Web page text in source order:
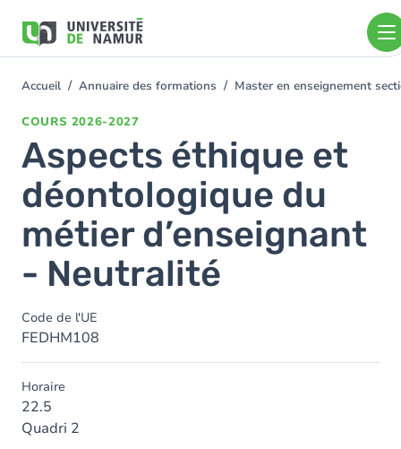
contenu
You
Accueil Annuaire des formations Master en enseignement
COURS 2026-2027
Aspects éthique et
déontologique du
métier d’enseignant
- Neutralité
Code de l'UE
FEDHM108
Horaire
22.5
Quadri 2